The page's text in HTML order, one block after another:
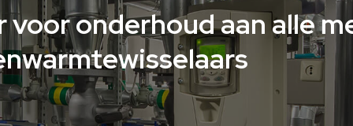
onderhoud aan alle